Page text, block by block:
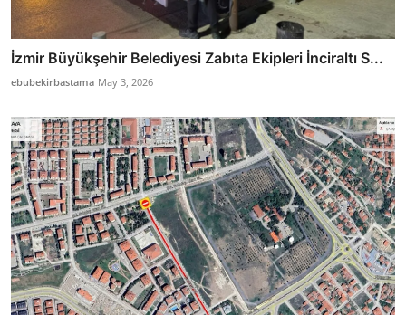
İzmir Büyükşehir Belediyesi Zabıta Ekipleri İnciraltı S...
ebubekirbastama May 3, 2026